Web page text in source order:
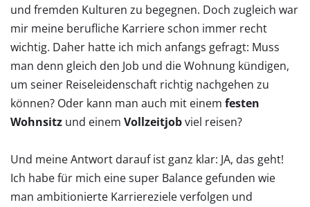
und fremden Kulturen zu begegnen. Doch zugleich war
mir meine berufliche Karriere schon immer recht
wichtig. Daher hatte ich mich anfangs gefragt: Muss
man denn gleich den Job und die Wohnung kündigen,
um seiner Reiseleidenschaft richtig nachgehen zu
können? Oder kann man auch mit einem festen
Wohnsitz und einem Vollzeitjobviel reisen?
Und meine Antwort darauf ist ganz klar: JA, das geht!
Ich habe für mich eine super Balance gefunden wie
man ambitionierte Karriereziele verfolgen und